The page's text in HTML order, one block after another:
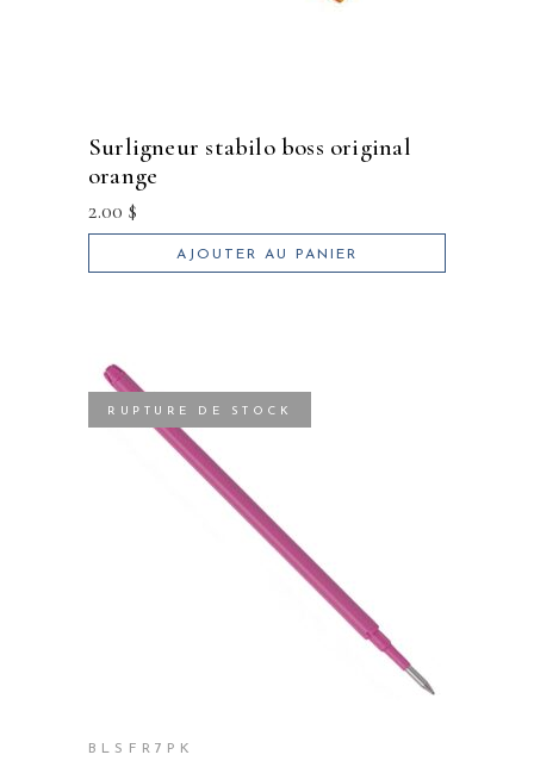
surligneur stabilo boss original
orange
2.00 $
AJOUTER AU PANIER
RUPTURE DE STOCK
BLSFR7PK